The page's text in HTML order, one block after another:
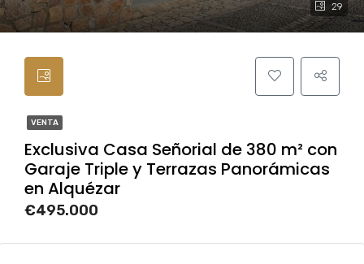
29
VENTA
Exclusiva Casa Señorial de 380 m² con
Garaje Triple y Terrazas Panorámicas
en Alquézar
€495.000